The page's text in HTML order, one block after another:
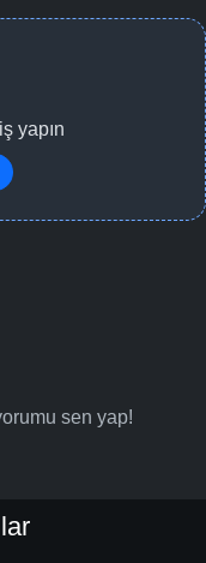
yapın
sen yap!